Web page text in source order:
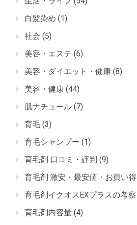
白髪染め (1)
社会 (5)
美容・エステ (6)
美容・ダイエット・健康 (8)
美容・健康 (44)
肌ナチュール (7)
育毛 (3)
育毛シャンプー (1)
育毛剤 口コミ・評判 (9)
育毛剤 激安・最安値・お買い得
育毛剤イクオスEXプラスの考察
育毛剤内容量 (4)